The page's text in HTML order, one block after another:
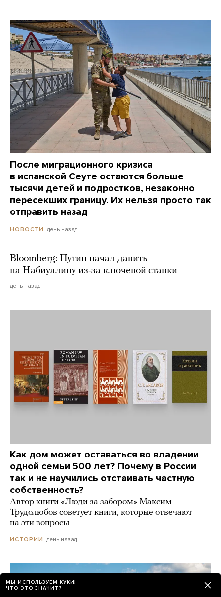
После миграционного кризиса
в испанской Сеуте остаются больше
тысячи детей и подростков, незаконно
пересекших границу. Их нельзя просто так
отправить назад
НОВОСТИ день назад
Bloomberg: Путин начал давить
на Набиуллину из-за ключевой ставки
день назад
Как дом может оставаться во владении
одной семьи 500 лет? Почему в России
так и не научились отстаивать частную
собственность?
Автор книги «Люди за забором» Максим
Трудолюбов советует книги, которые отвечают
на эти вопросы
ИСТОРИИ день назад
МЫ ИСПОЛЬЗУЕМ КУКИ!
ЧТО ЭТО ЗНАЧИТ?